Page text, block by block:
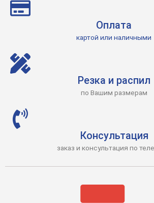
Оплата
картой или наличными
Резка и распил
по Вашим размерам
Консультация
заказ и консультация по